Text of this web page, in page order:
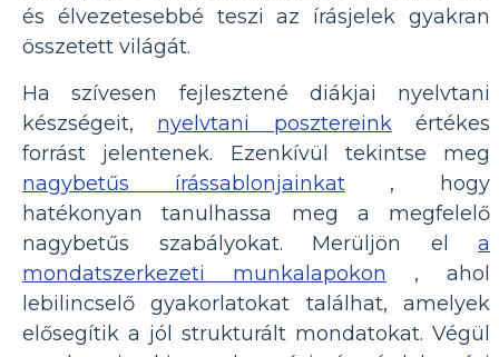
és élvezetesebbé teszi az írásjelek gyakran
összetett világát.
Ha szívesen fejlesztené diákjai nyelvtani
készségeit, nyelvtani posztereinkértékes
forrást jelentenek. Ezenkívül tekintse meg
nagybetűs írássablonjainkat, hogy
hatékonyan tanulhassa meg a megfelelő
nagybetűs szabályokat. Merüljön el a
mondatszerkezeti munkalapokon , ahol
lebilincselő gyakorlatokat találhat, amelyek
elősegítik a jól strukturált mondatokat. Végül